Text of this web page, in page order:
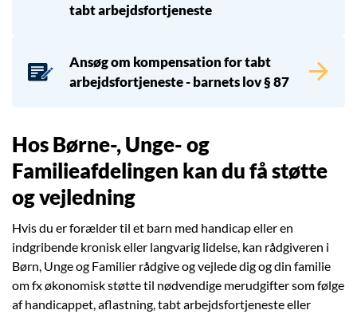
tabt arbejdsfortjeneste
Ansøg om kompensation for tabt
arbejdsfortjeneste - barnets lov § 87
Hos Børne-, Unge- og
Familieafdelingen kan du få støtte
og vejledning
Hvis du er forælder til et barn med handicap eller en
indgribende kronisk eller langvarig lidelse, kan rådgiveren i
Børn, Unge og Familier rådgive og vejlede dig og din familie
om fx økonomisk støtte til nødvendige merudgifter som følge
af handicappet, aflastning, tabt arbejdsfortjeneste eller